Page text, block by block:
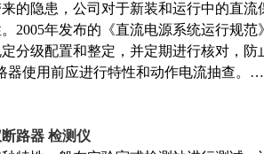
的隐患，公司对于新装和运行中的直
2005年发布的《直流电源系统运行规范
分级配置和整定，并定期进行核对，防
器使用前应进行特性和动作电流抽查。
路器 检测仪